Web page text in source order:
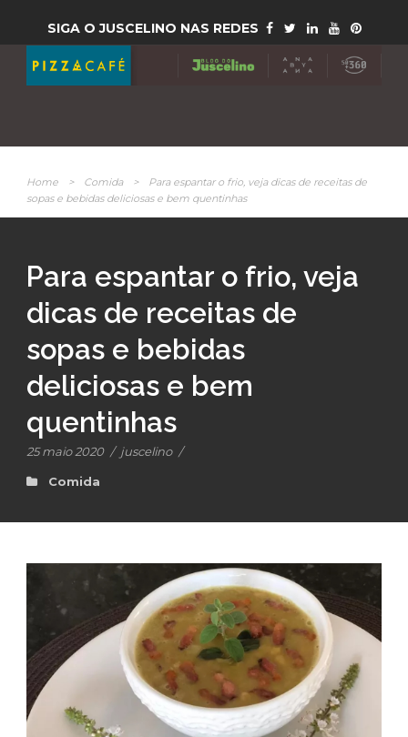
SIGA O JUSCELINO NAS REDES
Home > Comida >
Para espantar o frio, veja dicas de receitas de
sopas e bebidas deliciosas e bem quentinhas
Para espantar o frio, veja
dicas de receitas de
sopas e bebidas
deliciosas e bem
quentinhas
25 maio 2020 / juscelino /
Comida